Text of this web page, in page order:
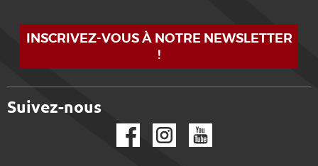
INSCRIVEZ-VOUS À NOTRE NEWSLETTER
!
Suivez-nous